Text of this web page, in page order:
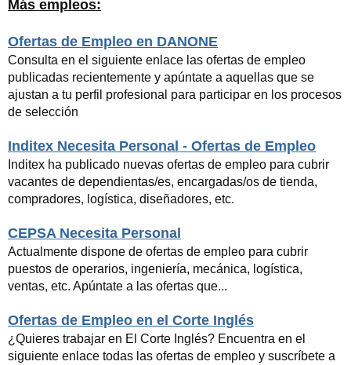
Más empleos:
Ofertas de Empleo en DANONE
Consulta en el siguiente enlace las ofertas de empleo
publicadas recientemente y apúntate a aquellas que se
ajustan a tu perfil profesional para participar en los procesos
de selección
Inditex Necesita Personal - Ofertas de Empleo
Inditex ha publicado nuevas ofertas de empleo para cubrir
vacantes de dependientas/es, encargadas/os de tienda,
compradores, logística, diseñadores, etc.
CEPSA Necesita Personal
Actualmente dispone de ofertas de empleo para cubrir
puestos de operarios, ingeniería, mecánica, logística,
ventas, etc. Apúntate a las ofertas que...
Ofertas de Empleo en el Corte Inglés
¿Quieres trabajar en El Corte Inglés? Encuentra en el
siguiente enlace todas las ofertas de empleo y suscríbete a